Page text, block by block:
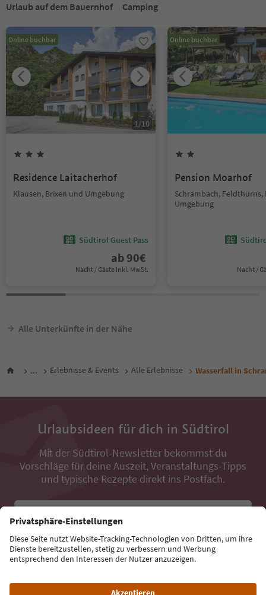
Urlaub auf dem Bauernhof
Camping
Online buchbar
1/10
Residence Laitacherhof
Klausen, Brixen und Umgebung
Südtirol Guest Pass
ab 90€
Nacht / Gäste Inkl. MwSt.
Online buchbar
Pension Moarhof
Schrambach, Feldthurns,
Umgebung
Nacht /
Alle Unterkünfte in der Nähe
... Erlebnisse & Events Alle Erlebnisse Wasserfall in
Urlaubsideen für dich in Südtirol
Mit der Südtirol-Newsletter bekommst du
Vorschläge für deine Auszeit, Veranstaltungs-Tipps
und typische Rezepte direkt ins Postfach.
Jetzt anmelden